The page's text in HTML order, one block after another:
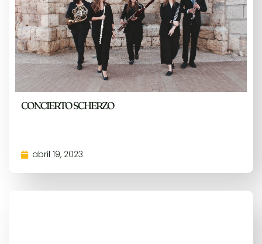
CONCIERTO SCHERZO
abril 19, 2023